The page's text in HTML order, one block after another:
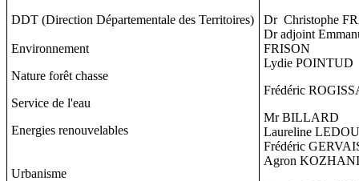
DDT (Direction Départementale des Territoires)
Environnement
Nature forêt chasse
Service de l'eau
Energies renouvelables
Urbanisme
Dr Christophe
Dr adjoint
FRISON
Lydie POINTUD
Frédéric
Mr BILLARD
Laureline
Frédéric
Agron KOZHANI